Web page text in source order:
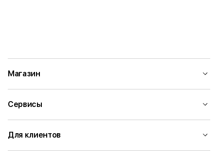
Магазин
Сервисы
Для клиентов